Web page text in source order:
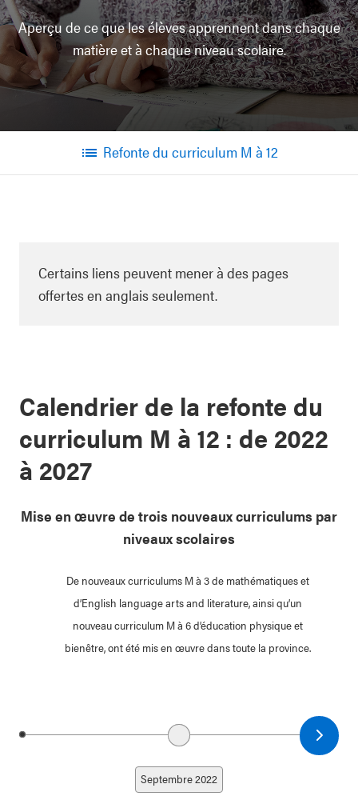
Aperçu de ce que les élèves apprennent dans chaque
matière et à chaque niveau scolaire.
Menu
Refonte du curriculum M à 12
Certains liens peuvent mener à des pages
offertes en anglais seulement.
Calendrier de la refonte du
curriculum M à 12 : de 2022
à 2027
Mise en œuvre de trois nouveaux curriculums par
niveaux scolaires
De nouveaux curriculums M à 3 de mathématiques et
d’English language arts and literature, ainsi qu’un
nouveau curriculum M à 6 d’éducation physique et
bienêtre, ont été mis en œuvre dans toute la province.
Septembre 2022